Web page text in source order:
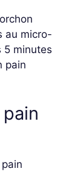
au micro-
5 minutes
pain